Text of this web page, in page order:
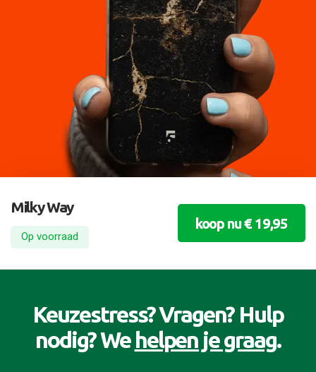
Milky Way
Op voorraad
koop nu € 19,95
Keuzestress? Vragen? Hulp
nodig? Wehelpen je graag.